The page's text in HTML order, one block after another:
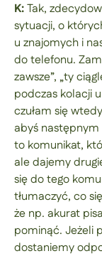
K:Tak,
sytuacji, o
u znajomych i
do telefonu.
zawsze”, „ty
podczas kolacji
czułam się
abyś następnym
to komunikat,
ale dajemy
się do tego
tłumaczyć, co
że np. akurat
pominąć. Jeżeli
dostaniemy